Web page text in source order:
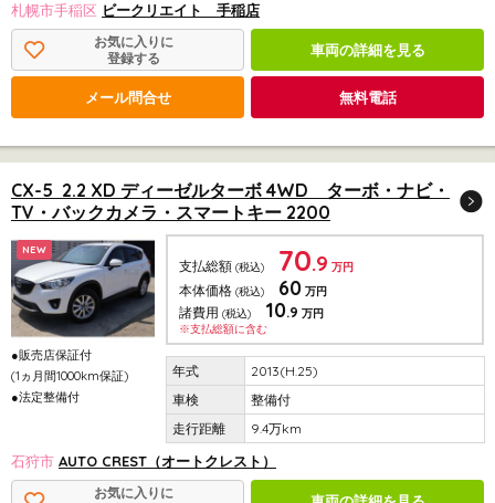
札幌市手稲区 ビークリエイト 手稲店
お気に入りに
登録する
車両の詳細を見る
メール問合せ 無料電話
CX-5 2.2 XD ディーゼルターボ 4WD ターボ・ナビ・
TV・バックカメラ・スマートキー 2200
NEW
●販売店保証付
(1ヵ月間1000km保証)
●法定整備付
支払総額 (税込) 70.9 万円
本体価格 (税込) 60 万円
諸費用 (税込) 10.9 万円
※支払総額に含む
2013(H.25)
整備付
9.4万km
石狩市 AUTO CREST（オートクレスト）
お気に入りに